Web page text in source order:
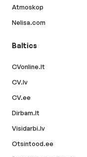
Atmoskop
Nelisa.com
Baltics
CVonline.lt
CV.lv
CV.ee
Dirbam.lt
Visidarbi.lv
Otsintood.ee